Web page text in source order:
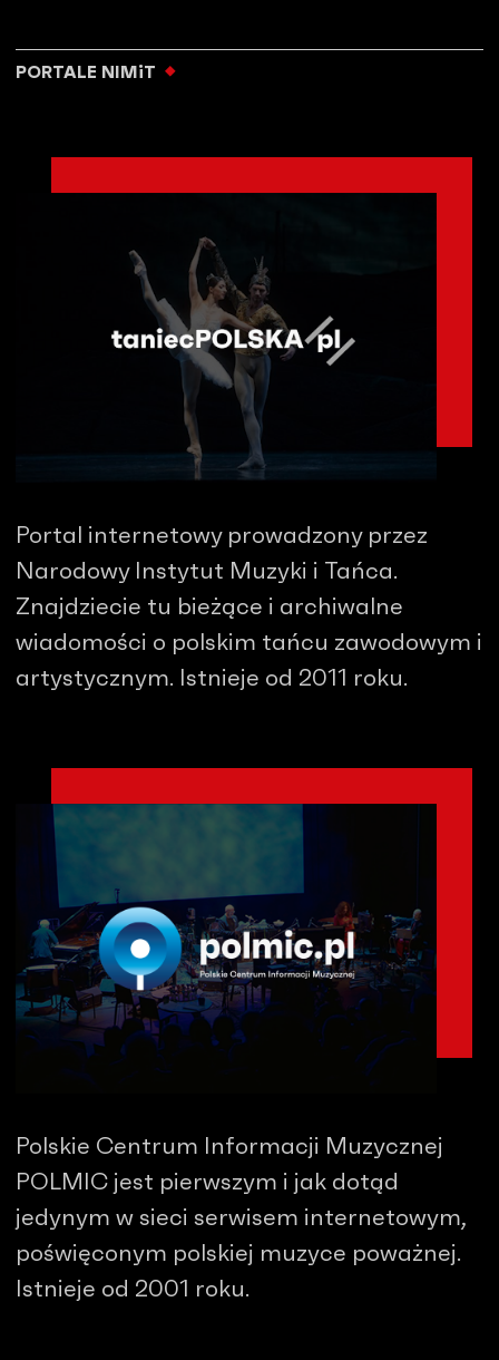
PORTALE NIMiT
Portal internetowy prowadzony przez
Narodowy Instytut Muzyki i Tańca.
Znajdziecie tu bieżące i archiwalne
wiadomości o polskim tańcu zawodowym i
artystycznym. Istnieje od 2011 roku.
Polskie Centrum Informacji Muzycznej
POLMIC jest pierwszym i jak dotąd
jedynym w sieci serwisem internetowym,
poświęconym polskiej muzyce poważnej.
Istnieje od 2001 roku.